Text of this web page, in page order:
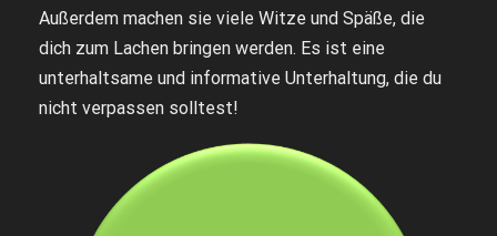
Außerdem machen sie viele Witze und Späße, die
dich zum Lachen bringen werden. Es ist eine
unterhaltsame und informative Unterhaltung, die du
nicht verpassen solltest!